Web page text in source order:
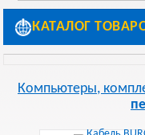
КАТАЛОГ
Компьютеры,